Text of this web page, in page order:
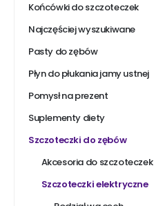
Końcówki do szczoteczek
Najczęściej wyszukiwane
Pasty do zębów
Płyn do płukania jamy ustnej
Pomysł na prezent
Suplementy diety
Szczoteczki do zębów
Akcesoria do szczoteczek
Szczoteczki elektryczne